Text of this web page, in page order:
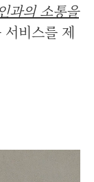
과의 소통을
비스를 제